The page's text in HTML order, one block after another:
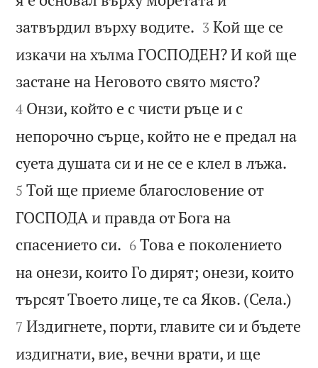
затвърдил върху водите. 

3 Кой ще се
изкачи на хълма ГОСПОДЕН? И кой ще
застане на Неговото свято място?
4 Онзи, който е с чисти ръце и с
непорочно сърце, който не е предал на
суета душата си и не се е клел в лъжа.
5 Той ще приеме благословение от
ГОСПОДА и правда от Бога на
спасението си. 

6 Това е поколението
на онези, които Го дирят; онези, които
търсят Твоето лице, те са Яков. (Села.)
7 Издигнете, порти, главите си и бъдете
издигнати, вие, вечни врати, и ще